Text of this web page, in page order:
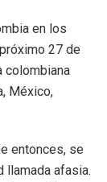
en los
27 de
colombiana
México,
entonces, se
llamada afasia.